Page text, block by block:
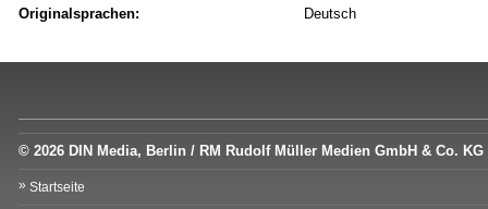
Originalsprachen:
Deutsch
© 2026 DIN Media, Berlin / RM Rudolf Müller Medien GmbH & Co. KG
Startseite